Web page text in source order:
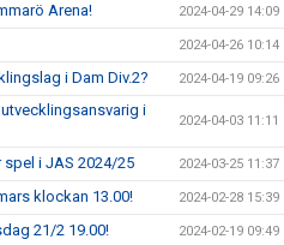
Arena! 2024-04-29 14:09
2024-04-26 10:14
i Dam Div.2? 2024-04-19 09:26
i
2024-04-03 11:11
i JAS 2024/25 2024-03-25 11:37
klockan 13.00! 2024-02-28 15:39
21/2 19.00! 2024-02-19 09:49